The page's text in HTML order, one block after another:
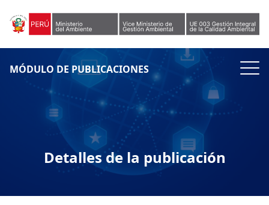
MÓDULO DE PUBLICACIONES
Detalles de la publicación